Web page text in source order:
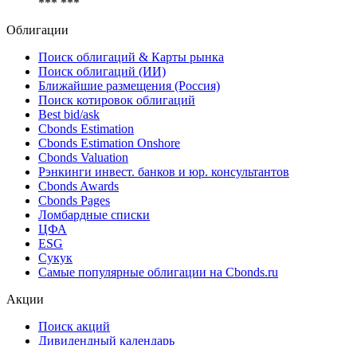
Облигации
Поиск облигаций & Карты рынка
Поиск облигаций (ИИ)
Ближайшие размещения (Россия)
Поиск котировок облигаций
Best bid/ask
Cbonds Estimation
Cbonds Estimation Onshore
Cbonds Valuation
Рэнкинги инвест. банков и юр. консультантов
Cbonds Awards
Cbonds Pages
Ломбардные списки
ЦФА
ESG
Сукук
Самые популярные облигации на Cbonds.ru
Акции
Поиск акций
Дивидендный календарь